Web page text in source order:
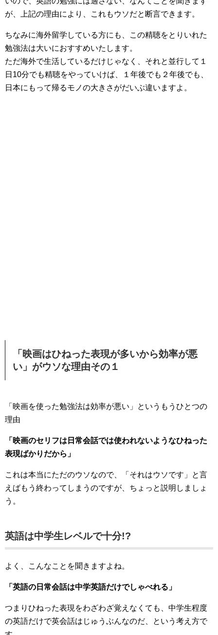
が、上記の理由により、これもウソだと断言できます。
ちなみに海外留学している方にも、この精聴をとりいれた
勉強法は大いにおすすめいたします。
ただ海外で生活しているだけじゃなく、それと並行して１
日10分でも精聴をやっていけば、１年後でも２年後でも、
日本にもって帰るモノの大きさがだいぶ違いますよ。
「映画はひねった表現が多いから効率が悪
い」がウソな理由その１
「映画を使った勉強法は効率が悪い」というもうひとつの
理由
「映画のセリフは日常会話では使われないようなひねった
表現ばかりだから」
これは本当にただのウソなので、「それはウソです」と言
えばもう終わってしまうのですが、ちょっと説明しましょ
う。
英語は中学生レベルで十分!?
よく、こんなことを聞きますよね。
「英語の日常会話は中学英語だけでしゃべれる」
つまりひねった表現をわざわざ覚えなくても、中学生程度
の英語だけで英会話はじゅうぶんなのだ、という考え方で